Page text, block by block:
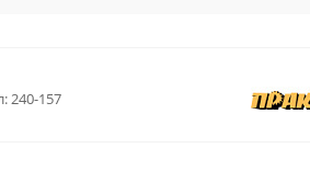
240-157